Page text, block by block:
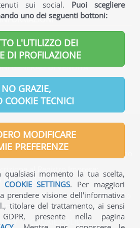
INFORMAZIONI
UTILI
GENERALI DI VENDITA
PRIVACY
Sede legale: Via Verdi, 7 - 24121
Registro delle Imprese di Bergamo
al Registro Imprese:
IVA: 02882290162
versato: € 65.000,00 | Numero
PEC: norama@pec.ptcert.it
- COOKIE POLICY
sui social. Puoi scegliere
uno dei seguenti bottoni:
L'UTILIZZO DEI
DI PROFILAZIONE
NO GRAZIE,
COOKIE TECNICI
MODIFICARE
PREFERENZE
qualsiasi momento la tua scelta,
COOKIE SETTINGS. Per maggiori
prendere visione dell'informativa
titolare del trattamento, ai sensi
presente nella pagina